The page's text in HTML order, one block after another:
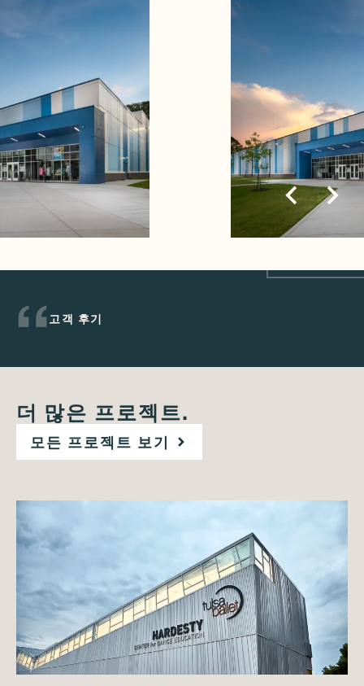
고객 후기
더 많은 프로젝트.
모든 프로젝트 보기